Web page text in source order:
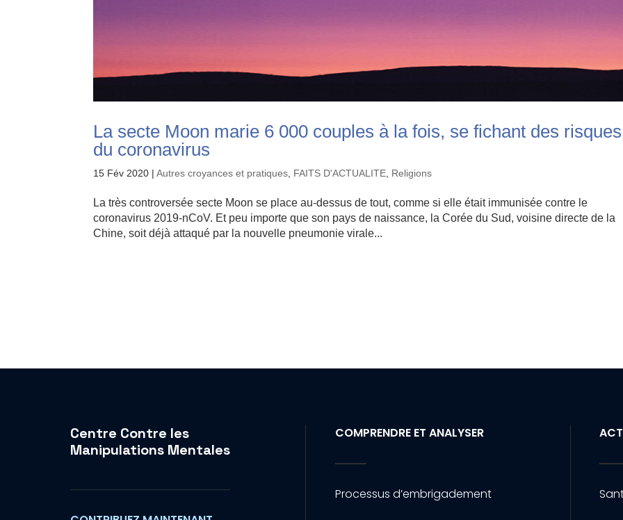
La secte Moon marie 6 000 couples à la fois, se fichant des risques
du coronavirus
15 Fév 2020 |Autres croyances et pratiques, FAITS D'ACTUALITE, Religions
La très controversée secte Moon se place au-dessus de tout, comme si elle était immunisée contre le
coronavirus 2019-nCoV. Et peu importe que son pays de naissance, la Corée du Sud, voisine directe de la
Chine, soit déjà attaqué par la nouvelle pneumonie virale...
Centre Contre les
Manipulations Mentales
COMPRENDRE ET ANALYSER
Processus d’embrigadement